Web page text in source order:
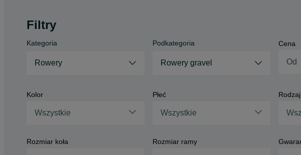
Filtry
Kategoria
Rowery
Podkategoria
Rowery gravel
Cena
Kolor
Wszystkie
Płeć
Wszystkie
Rozmiar koła Rozmiar ramy